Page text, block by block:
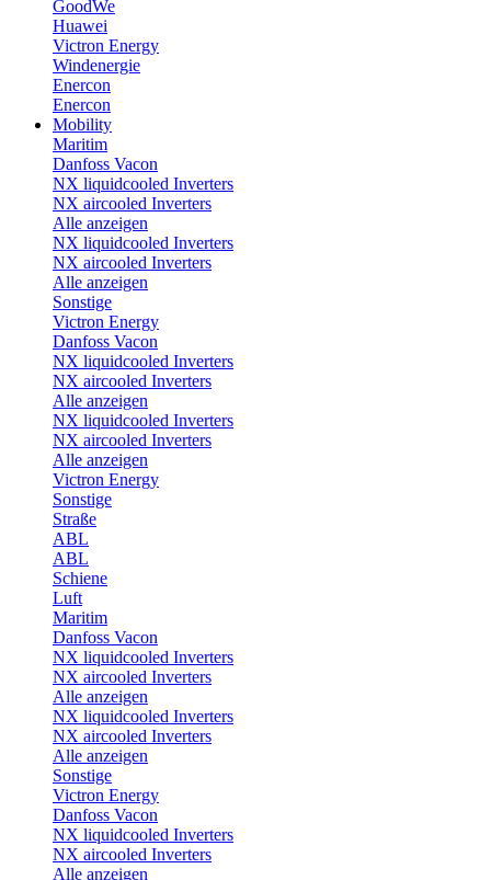
GoodWe
Huawei
Victron Energy
Windenergie
Enercon
Enercon
Mobility
Maritim
Danfoss Vacon
NX liquidcooled Inverters
NX aircooled Inverters
Alle anzeigen
NX liquidcooled Inverters
NX aircooled Inverters
Alle anzeigen
Sonstige
Victron Energy
Danfoss Vacon
NX liquidcooled Inverters
NX aircooled Inverters
Alle anzeigen
NX liquidcooled Inverters
NX aircooled Inverters
Alle anzeigen
Victron Energy
Sonstige
Straße
ABL
ABL
Schiene
Luft
Maritim
Danfoss Vacon
NX liquidcooled Inverters
NX aircooled Inverters
Alle anzeigen
NX liquidcooled Inverters
NX aircooled Inverters
Alle anzeigen
Sonstige
Victron Energy
Danfoss Vacon
NX liquidcooled Inverters
NX aircooled Inverters
Alle anzeigen